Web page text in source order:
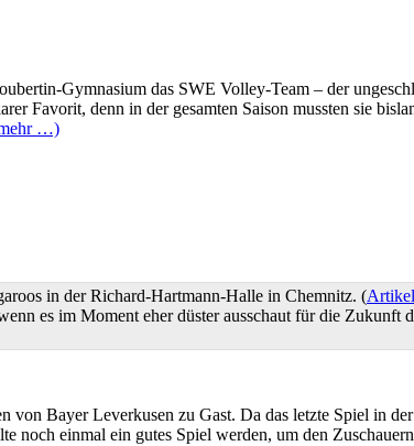
Gymnasium das SWE Volley-Team – der
Favorit, denn in der gesamten Saison mussten sie
…)
in der Richard-Hartmann-Halle in Chemnitz. (
es im Moment eher düster ausschaut für die Zukunft
Bayer Leverkusen zu Gast. Da das letzte Spiel in
noch einmal ein gutes Spiel werden, um den